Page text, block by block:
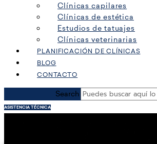
Clínicas capilares
Clínicas de estética
Estudios de tatuajes
Clínicas veterinarias
PLANIFICACIÓN DE CLÍNICAS
BLOG
CONTACTO
Search
ASISTENCIA TÉCNICA